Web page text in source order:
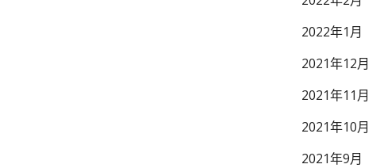
2022年1月
2021年12月
2021年11月
2021年10月
2021年9月